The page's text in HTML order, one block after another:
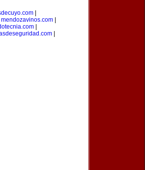
|
mendozavinos.com
|
|